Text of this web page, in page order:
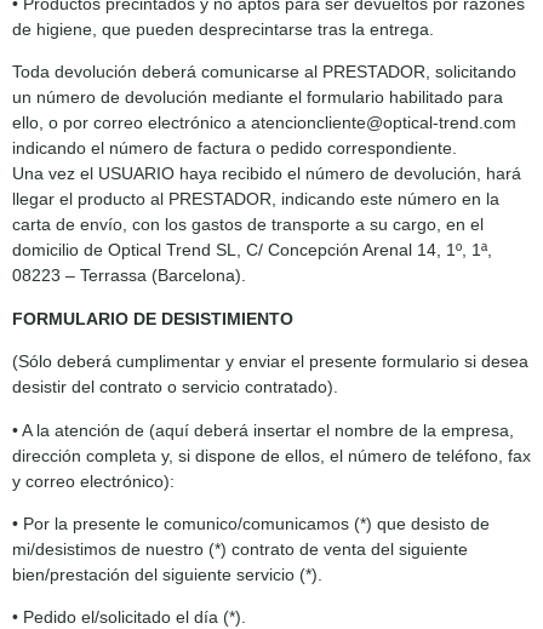
de higiene, que pueden desprecintarse tras la entrega.
Toda devolución deberá comunicarse al PRESTADOR, solicitando
un número de devolución mediante el formulario habilitado para
ello, o por correo electrónico a atencioncliente@optical-trend.com
indicando el número de factura o pedido correspondiente.
Una vez el USUARIO haya recibido el número de devolución, hará
llegar el producto al PRESTADOR, indicando este número en la
carta de envío, con los gastos de transporte a su cargo, en el
domicilio de Optical Trend SL, C/ Concepción Arenal 14, 1º, 1ª,
08223 – Terrassa (Barcelona).
FORMULARIO DE DESISTIMIENTO
(Sólo deberá cumplimentar y enviar el presente formulario si desea
desistir del contrato o servicio contratado).
• A la atención de (aquí deberá insertar el nombre de la empresa,
dirección completa y, si dispone de ellos, el número de teléfono, fax
y correo electrónico):
• Por la presente le comunico/comunicamos (*) que desisto de
mi/desistimos de nuestro (*) contrato de venta del siguiente
bien/prestación del siguiente servicio (*).
• Pedido el/solicitado el día (*).